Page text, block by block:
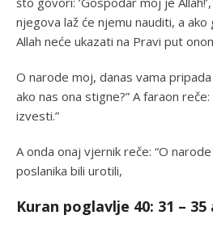
njegova laž će njemu nauditi, a
Allah neće ukazati na Pravi put
O narode moj, danas vama
ako nas ona stigne?” A faraon
izvesti.”
A onda onaj vjernik reče: “O
poslanika bili urotili,
Kuran poglavlje 40: 31 –